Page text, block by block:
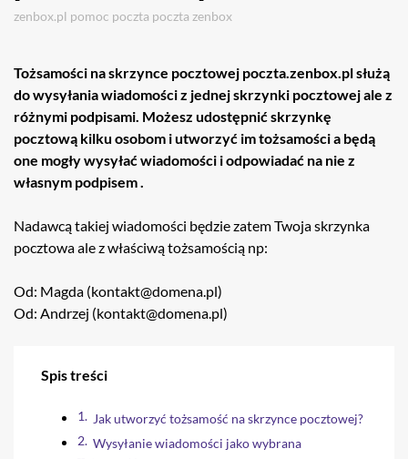
zenbox.pl pomoc poczta poczta zenbox
Tożsamości na skrzynce pocztowej poczta.zenbox.pl służą
do wysyłania wiadomości z jednej skrzynki pocztowej ale z
różnymi podpisami. Możesz udostępnić skrzynkę
pocztową kilku osobom i utworzyć im tożsamości a będą
one mogły wysyłać wiadomości i odpowiadać na nie z
własnym podpisem .
Nadawcą takiej wiadomości będzie zatem Twoja skrzynka
pocztowa ale z właściwą tożsamością np:
Od: Magda (kontakt@domena.pl)
Od: Andrzej (kontakt@domena.pl)
Spis treści
Jak utworzyć tożsamość na skrzynce pocztowej?
Wysyłanie wiadomości jako wybrana